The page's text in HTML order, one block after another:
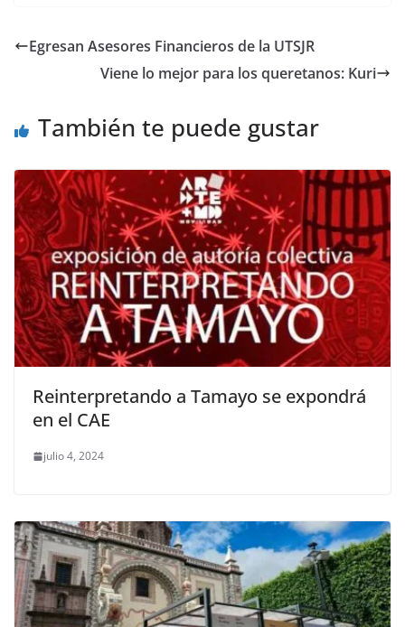
e
o
er l s
A
p
y
Li
k
gr
a
e
Egresan Asesores Financieros de la UTSJR
Viene lo mejor para los queretanos: Kuri
También te puede gustar
Reinterpretando a Tamayo se expondrá
en el CAE
julio 4, 2024